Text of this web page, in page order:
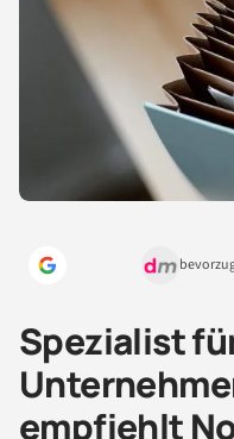
Spezialist
empfiehlt